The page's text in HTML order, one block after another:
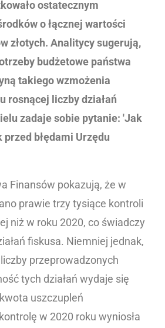
ostatecznym
o łącznej wartości
złotych. Analitycy sugerują,
budżetowe państwa
takiego wzmożenia
rosnącej liczby działań
zadaje sobie pytanie: 'Jak
błędami Urzędu
Finansów pokazują, że w
prawie trzy tysiące kontroli
niż w roku 2020, co świadczy
fiskusa. Niemniej jednak,
przeprowadzonych
tych działań wydaje się
uszczupleń
w 2020 roku wyniosła